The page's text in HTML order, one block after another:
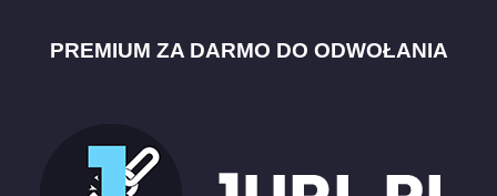
PREMIUM ZA DARMO DO ODWOŁANIA